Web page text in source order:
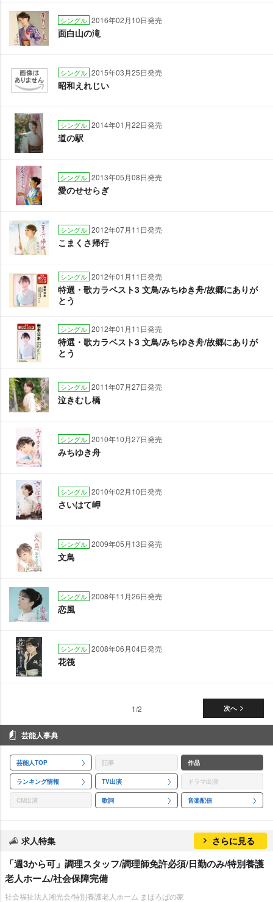
シングル 2016年02月10日発売
面白山の滝
シングル 2015年03月25日発売
昭和えれじい
シングル 2014年01月22日発売
道の駅
シングル 2013年05月08日発売
愛のせせらぎ
シングル 2012年07月11日発売
こまくさ帰行
シングル 2012年01月11日発売
特選・歌カラベスト3 文鳥/みちゆき舟/故郷にありが
とう
シングル 2012年01月11日発売
特選・歌カラベスト3 文鳥/みちゆき舟/故郷にありが
とう
シングル 2011年07月27日発売
泣きむし橋
シングル 2010年10月27日発売
みちゆき舟
シングル 2010年02月10日発売
さいはて岬
シングル 2009年05月13日発売
文鳥
シングル 2008年11月26日発売
恋風
シングル 2008年06月04日発売
花筏
次へ
1/2
芸能人事典
芸能人TOP 記事 作品
ランキング情報 TV出演 ドラマ出演
CM出演 歌詞 音楽配信
求人特集 さらに見る
「週3から可」調理スタッフ/調理師免許必須/日勤のみ/特別養護
老人ホーム/社会保障完備
社会福祉法人湘光会/特別養護老人ホーム まほろばの家